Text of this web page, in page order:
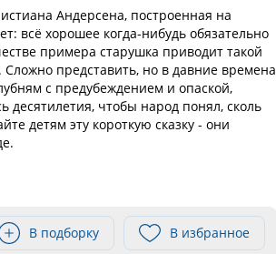
Андерсена, построенная на
всё хорошее когда-нибудь обязательно
примера старушка приводит такой
представить, но в давние времена
с предубеждением и опаской,
десятилетия, чтобы народ понял, сколь
детям эту короткую сказку - они
В подборку В избранное